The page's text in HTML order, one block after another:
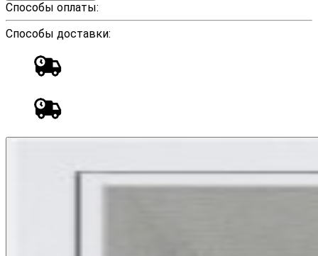
Способы оплаты:
Способы доставки: